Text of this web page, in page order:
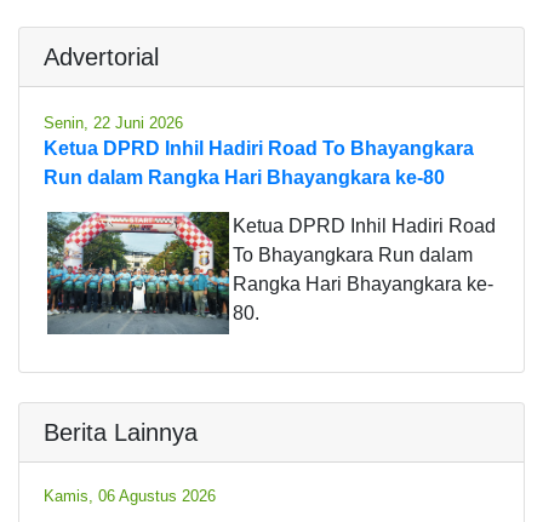
Advertorial
Senin, 22 Juni 2026
Ketua DPRD Inhil Hadiri Road To Bhayangkara
Run dalam Rangka Hari Bhayangkara ke-80
Ketua DPRD Inhil Hadiri Road
To Bhayangkara Run dalam
Rangka Hari Bhayangkara ke-
80.
Berita Lainnya
Kamis, 06 Agustus 2026